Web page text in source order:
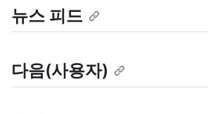
뉴스 피드
다음(사용자)